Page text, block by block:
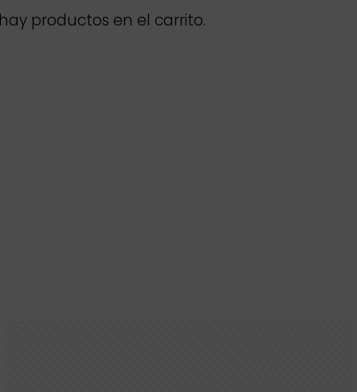
productos en el carrito.